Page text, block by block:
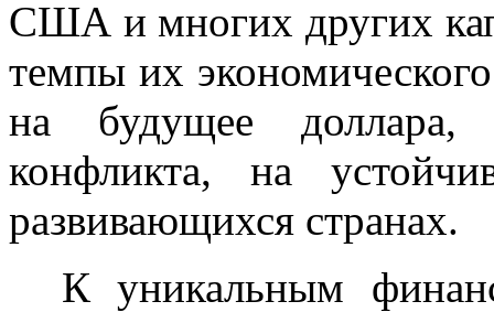
США и многих других
тем­пы их
на будущее доллара,
конфликта, на
развивающихся странах.
К уникальным